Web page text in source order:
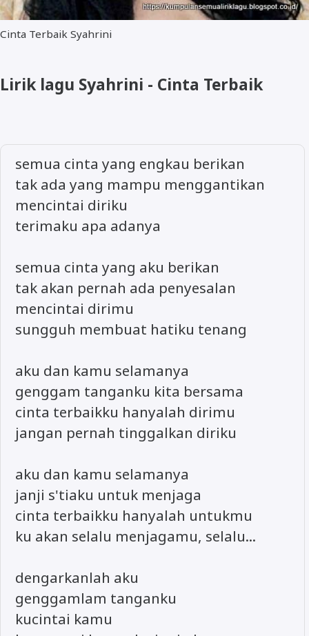
Cinta Terbaik Syahrini
Lirik lagu Syahrini - Cinta Terbaik
semua cinta yang engkau berikan
tak ada yang mampu menggantikan
mencintai diriku
terimaku apa adanya
semua cinta yang aku berikan
tak akan pernah ada penyesalan
mencintai dirimu
sungguh membuat hatiku tenang
aku dan kamu selamanya
genggam tanganku kita bersama
cinta terbaikku hanyalah dirimu
jangan pernah tinggalkan diriku
aku dan kamu selamanya
janji s'tiaku untuk menjaga
cinta terbaikku hanyalah untukmu
ku akan selalu menjagamu, selalu...
dengarkanlah aku
genggamlam tanganku
kucintai kamu